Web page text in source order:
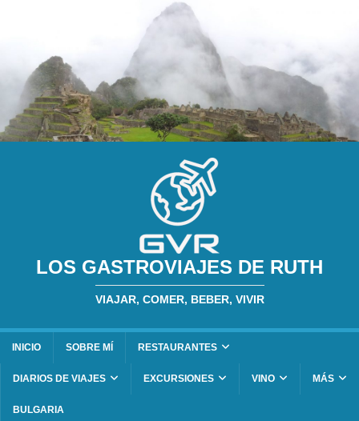
LOS GASTROVIAJES DE RUTH
VIAJAR, COMER, BEBER, VIVIR
INICIO SOBRE MÍ RESTAURANTES
DIARIOS DE VIAJES EXCURSIONES VINO MÁS
BULGARIA